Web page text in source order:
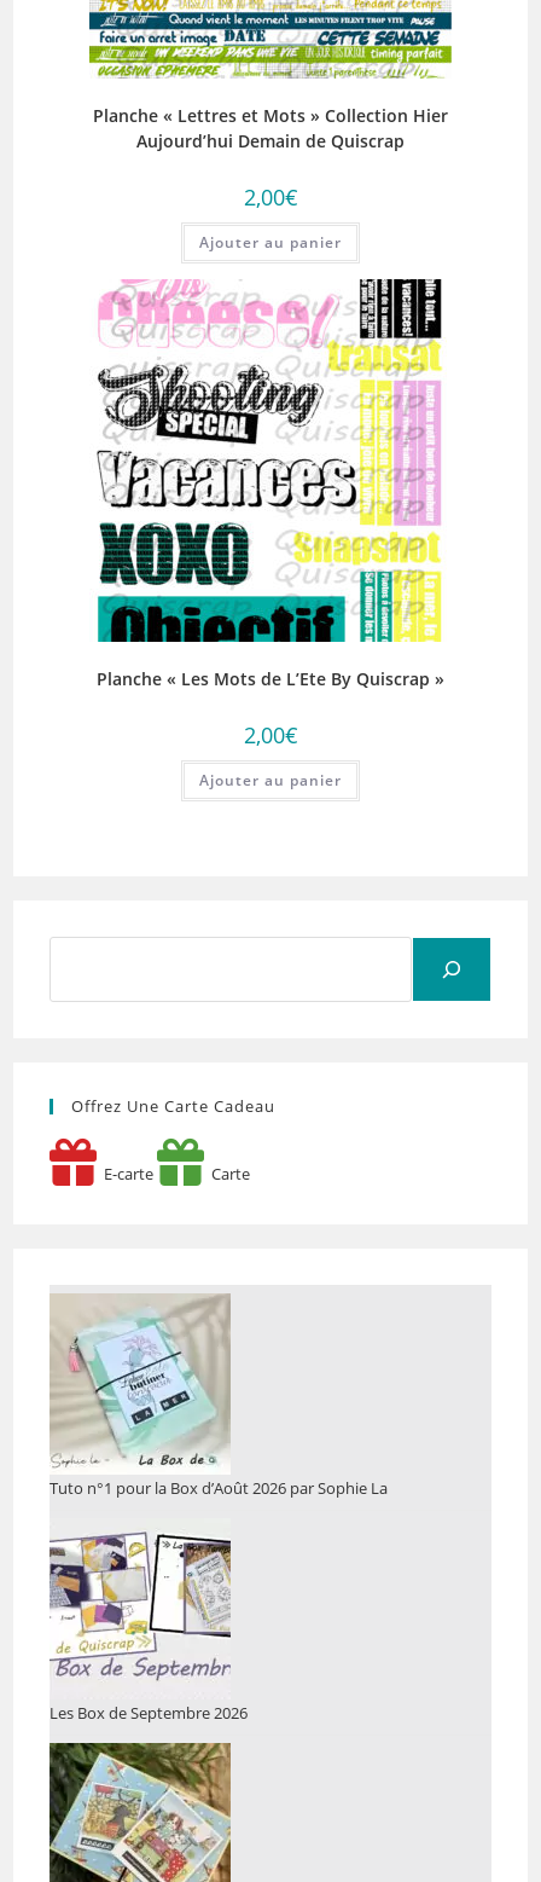
Planche « Lettres et Mots » Collection Hier
Aujourd’hui Demain de Quiscrap
2,00€
Ajouter au panier
Planche « Les Mots de L’Ete By Quiscrap »
2,00€
Ajouter au panier
Offrez Une Carte Cadeau
E-carte Carte
Tuto n°1 pour la Box d’Août 2026 par Sophie La
Les Box de Septembre 2026